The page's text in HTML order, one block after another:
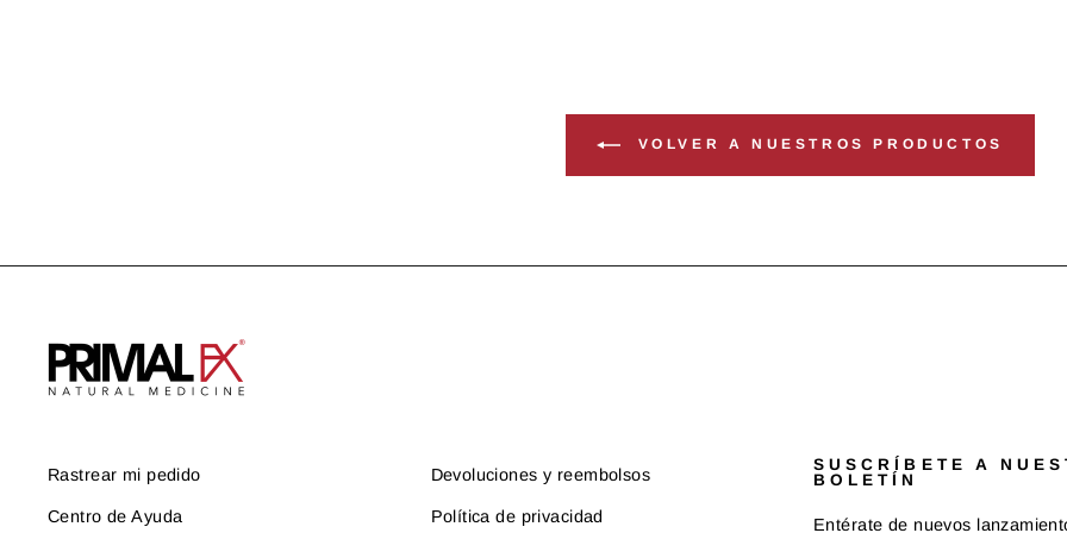
VOLVER A NUESTROS PRODUCTOS
Rastrear mi pedido
Centro de Ayuda
Devoluciones y reembolsos
Política de privacidad
SUSCRÍBETE A
BOLETÍN
Entérate de nuevos